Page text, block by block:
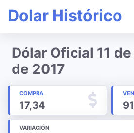
Dolar Histórico
Dólar Oficial 11
de 2017
COMPRA
17,34
VARIACIÓN